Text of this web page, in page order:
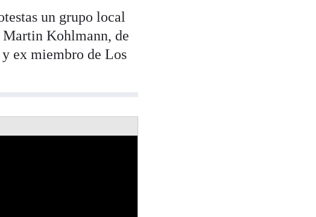
un grupo local
Martin Kohlmann, de
ex miembro de Los